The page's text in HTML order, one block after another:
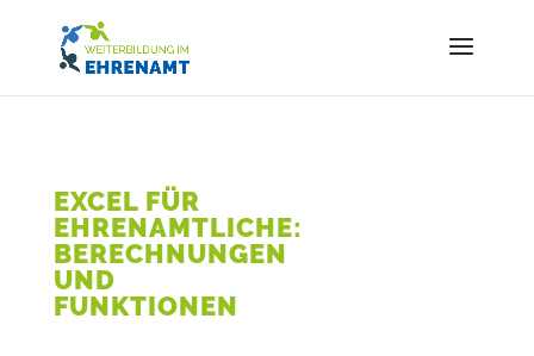
EXCEL FÜR
EHRENAMTLICHE:
BERECHNUNGEN
UND
FUNKTIONEN